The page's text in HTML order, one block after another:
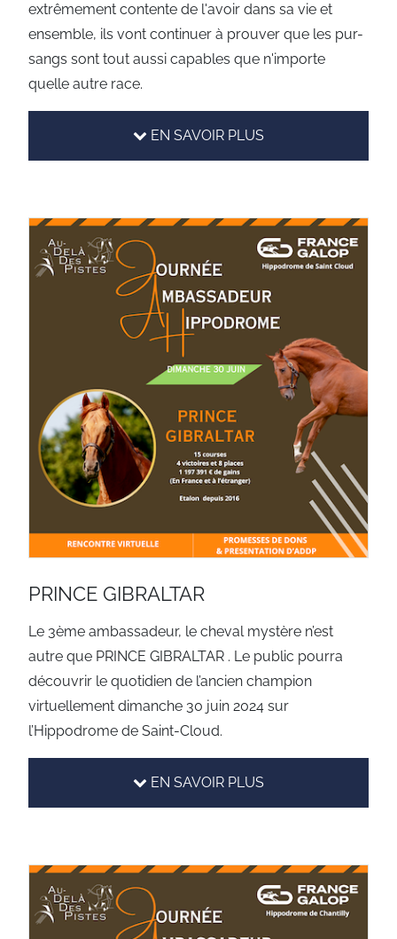
extrêmement contente de l'avoir dans sa vie et
ensemble, ils vont continuer à prouver que les pur-
sangs sont tout aussi capables que n'importe
quelle autre race.
EN SAVOIR PLUS
PRINCE GIBRALTAR
Le 3ème ambassadeur, le cheval mystère n’est
autre que PRINCE GIBRALTAR . Le public pourra
découvrir le quotidien de l’ancien champion
virtuellement dimanche 30 juin 2024 sur
l’Hippodrome de Saint-Cloud.
EN SAVOIR PLUS